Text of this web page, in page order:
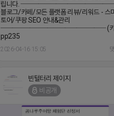
립니다.
블로그/카페/모든 플랫폼 리뷰/리워드 - 스
토어/쿠팡 SEO 안내&관리
────────────────── (카
pp235
2026-04-16 15:05
빈털터리 제이지
비공개